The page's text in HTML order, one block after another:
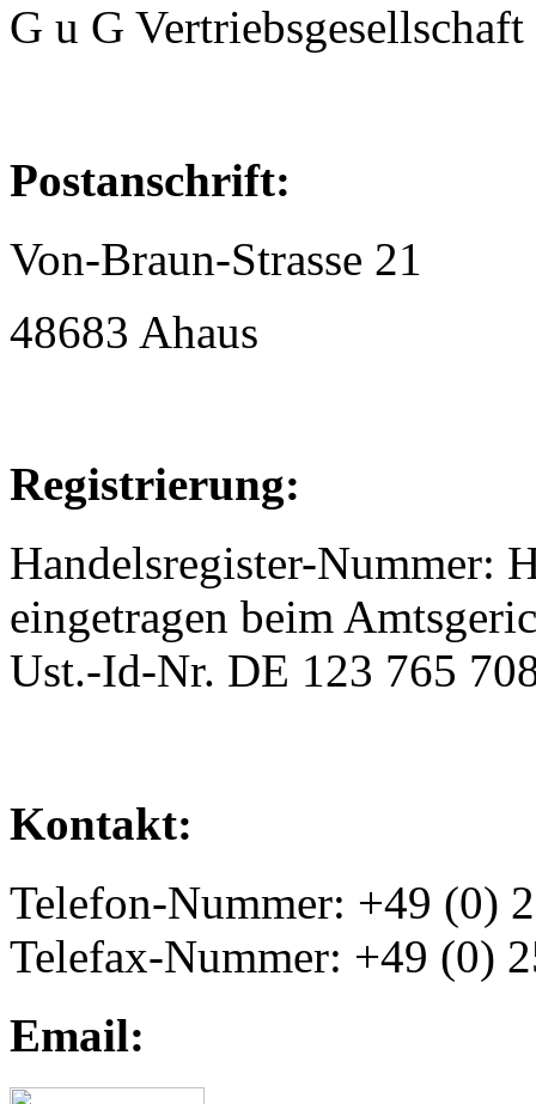
G u G
Postanschrift:
Von-Braun-Strasse 21
48683 Ahaus
Registrierung:
Handelsregister-Nummer:
eingetragen beim
Ust.-Id-Nr. DE 123 765
Kontakt:
Telefon-Nummer: +49 (0)
Telefax-Nummer: +49 (0)
Email: